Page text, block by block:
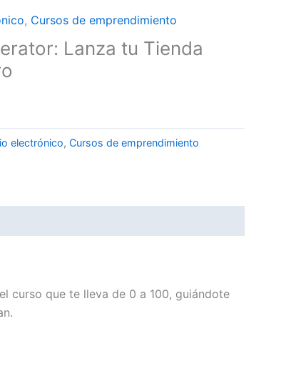
, Cursos de emprendimiento
Lanza tu Tienda
electrónico, Cursos de emprendimiento
curso que te lleva de 0 a 100, guiándote